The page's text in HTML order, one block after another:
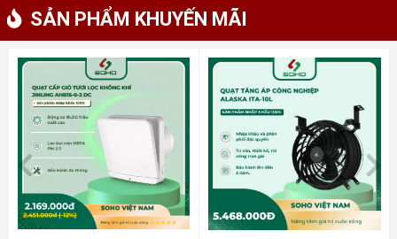
SẢN PHẨM KHUYẾN MÃI